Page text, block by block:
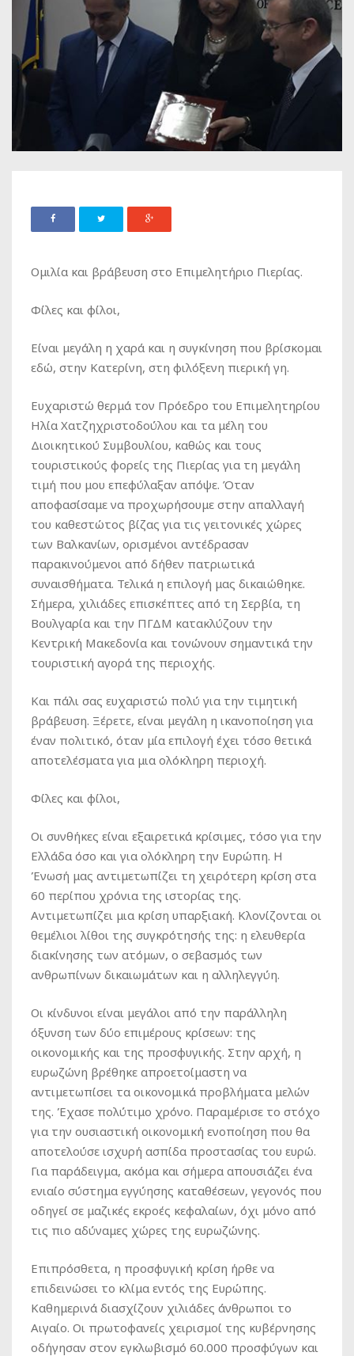
Ομιλία και βράβευση στο Επιμελητήριο Πιερίας.
Φίλες και φίλοι,
Είναι μεγάλη η χαρά και η συγκίνηση που βρίσκομαι
εδώ, στην Κατερίνη, στη φιλόξενη πιερική γη.
Ευχαριστώ θερμά τον Πρόεδρο του Επιμελητηρίου
Ηλία Χατζηχριστοδούλου και τα μέλη του
Διοικητικού Συμβουλίου, καθώς και τους
τουριστικούς φορείς της Πιερίας για τη μεγάλη
τιμή που μου επεφύλαξαν απόψε. Όταν
αποφασίσαμε να προχωρήσουμε στην απαλλαγή
του καθεστώτος βίζας για τις γειτονικές χώρες
των Βαλκανίων, ορισμένοι αντέδρασαν
παρακινούμενοι από δήθεν πατριωτικά
συναισθήματα. Τελικά η επιλογή μας δικαιώθηκε.
Σήμερα, χιλιάδες επισκέπτες από τη Σερβία, τη
Βουλγαρία και την ΠΓΔΜ κατακλύζουν την
Κεντρική Μακεδονία και τονώνουν σημαντικά την
τουριστική αγορά της περιοχής.
Και πάλι σας ευχαριστώ πολύ για την τιμητική
βράβευση. Ξέρετε, είναι μεγάλη η ικανοποίηση για
έναν πολιτικό, όταν μία επιλογή έχει τόσο θετικά
αποτελέσματα για μια ολόκληρη περιοχή.
Φίλες και φίλοι,
Οι συνθήκες είναι εξαιρετικά κρίσιμες, τόσο για την
Ελλάδα όσο και για ολόκληρη την Ευρώπη. Η
Ένωσή μας αντιμετωπίζει τη χειρότερη κρίση στα
60 περίπου χρόνια της ιστορίας της.
Αντιμετωπίζει μια κρίση υπαρξιακή. Κλονίζονται οι
θεμέλιοι λίθοι της συγκρότησής της: η ελευθερία
διακίνησης των ατόμων, ο σεβασμός των
ανθρωπίνων δικαιωμάτων και η αλληλεγγύη.
Οι κίνδυνοι είναι μεγάλοι από την παράλληλη
όξυνση των δύο επιμέρους κρίσεων: της
οικονομικής και της προσφυγικής. Στην αρχή, η
ευρωζώνη βρέθηκε απροετοίμαστη να
αντιμετωπίσει τα οικονομικά προβλήματα μελών
της. Έχασε πολύτιμο χρόνο. Παραμέρισε το στόχο
για την ουσιαστική οικονομική ενοποίηση που θα
αποτελούσε ισχυρή ασπίδα προστασίας του ευρώ.
Για παράδειγμα, ακόμα και σήμερα απουσιάζει ένα
ενιαίο σύστημα εγγύησης καταθέσεων, γεγονός που
οδηγεί σε μαζικές εκροές κεφαλαίων, όχι μόνο από
τις πιο αδύναμες χώρες της ευρωζώνης.
Επιπρόσθετα, η προσφυγική κρίση ήρθε να
επιδεινώσει το κλίμα εντός της Ευρώπης.
Καθημερινά διασχίζουν χιλιάδες άνθρωποι το
Αιγαίο. Οι πρωτοφανείς χειρισμοί της κυβέρνησης
οδήγησαν στον εγκλωβισμό 60.000 προσφύγων και